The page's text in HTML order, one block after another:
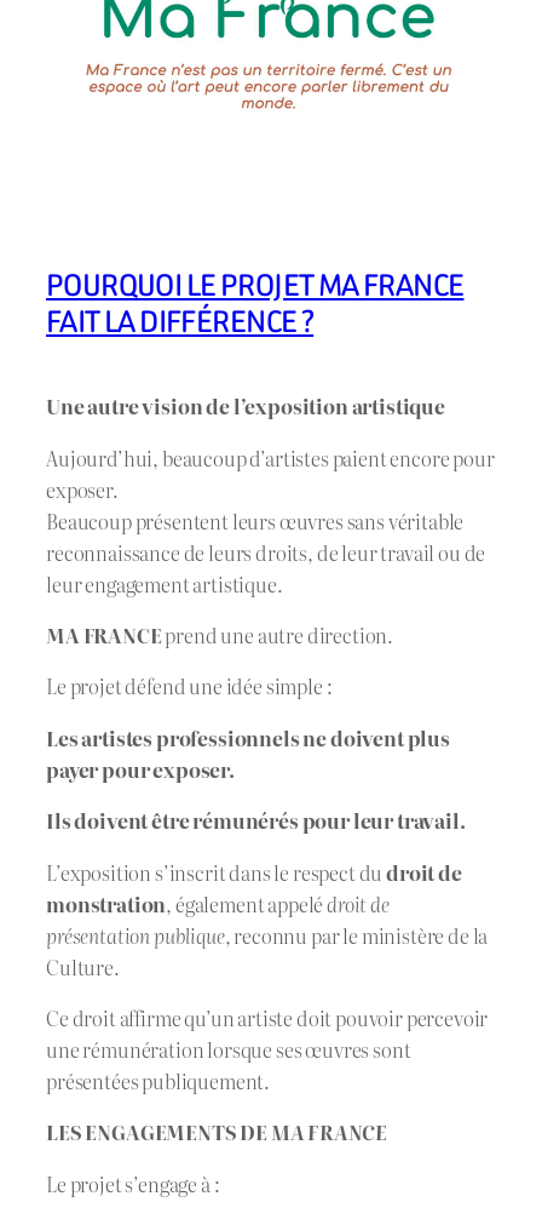
POURQUOI LE PROJET MA FRANCE
FAIT LA DIFFÉRENCE ?
Une autre vision de l’exposition artistique
Aujourd’hui, beaucoup d’artistes paient encore pour
exposer.
Beaucoup présentent leurs œuvres sans véritable
reconnaissance de leurs droits, de leur travail ou de
leur engagement artistique.
MA FRANCEprend une autre direction.
Le projet défend une idée simple :
Les artistes professionnels ne doivent plus
payer pour exposer.
Ils doivent être rémunérés pour leur travail.
L’exposition s’inscrit dans le respect dudroit de
monstration, également appelédroit de
présentation publique, reconnu par le ministère de la
Culture.
Ce droit affirme qu’un artiste doit pouvoir percevoir
une rémunération lorsque ses œuvres sont
présentées publiquement.
LES ENGAGEMENTS DEMA FRANCE
Le projet s’engage à :